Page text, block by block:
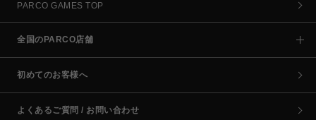
PARCO GAMES TOP
全国のPARCO店舗
初めてのお客様へ
よくあるご質問 / お問い合わせ